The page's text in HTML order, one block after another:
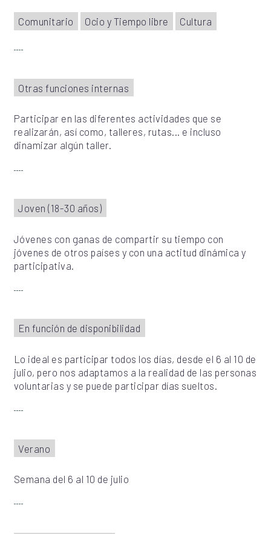
Comunitario Ocio y Tiempo libre Cultura
Otras funciones internas
Participar en las diferentes actividades que se
realizarán, así como, talleres, rutas... e incluso
dinamizar algún taller.
Joven (18-30 años)
Jóvenes con ganas de compartir su tiempo con
jóvenes de otros países y con una actitud dinámica y
participativa.
En función de disponibilidad
Lo ideal es participar todos los días, desde el 6 al 10 de
julio, pero nos adaptamos a la realidad de las personas
voluntarias y se puede participar días sueltos.
Verano
Semana del 6 al 10 de julio